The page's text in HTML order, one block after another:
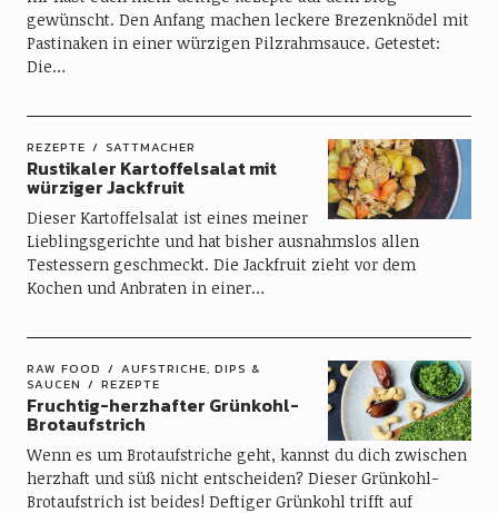
gewünscht. Den Anfang machen leckere Brezenknödel mit
Pastinaken in einer würzigen Pilzrahmsauce. Getestet:
Die…
REZEPTE SATTMACHER
Rustikaler Kartoffelsalat mit
würziger Jackfruit
Dieser Kartoffelsalat ist eines meiner
Lieblingsgerichte und hat bisher ausnahmslos allen
Testessern geschmeckt. Die Jackfruit zieht vor dem
Kochen und Anbraten in einer…
RAW FOOD
AUFSTRICHE, DIPS &
SAUCEN
REZEPTE
Fruchtig-herzhafter Grünkohl-
Brotaufstrich
Wenn es um Brotaufstriche geht, kannst du dich zwischen
herzhaft und süß nicht entscheiden? Dieser Grünkohl-
Brotaufstrich ist beides! Deftiger Grünkohl trifft auf